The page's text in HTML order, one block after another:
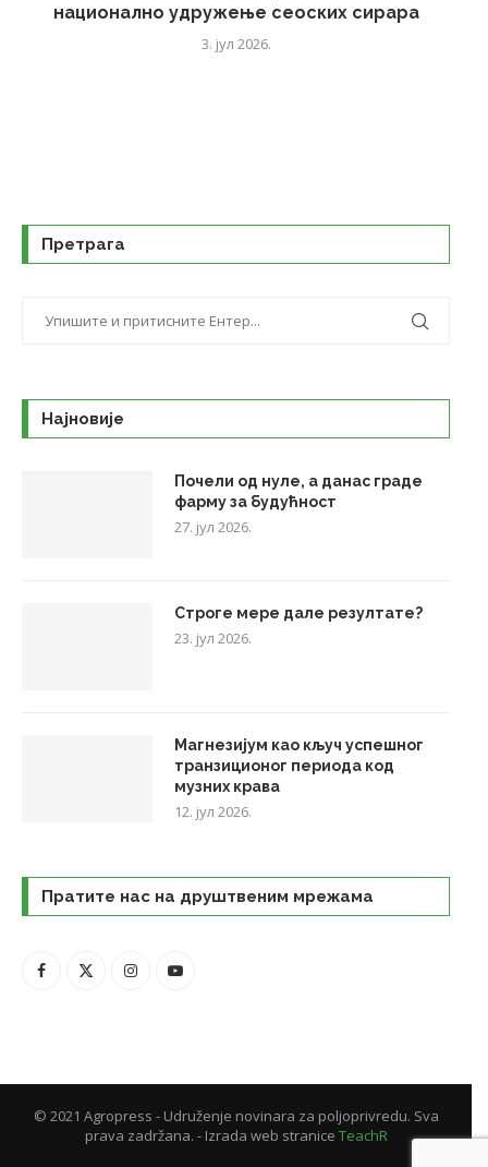
национално удружење сеоских сирара
3. јул 2026.
Претрага
Најновије
Почели од нуле, а данас граде
фарму за будућност
27. јул 2026.
Строге мере дале резултате?
23. јул 2026.
Магнезијум као кључ успешног
транзиционог периода код
музних крава
12. јул 2026.
Пратите нас на друштвеним мрежама
© 2021 Agropress - Udruženje novinara za poljoprivredu. Sva
prava zadržana. - Izrada web stranice TeachR